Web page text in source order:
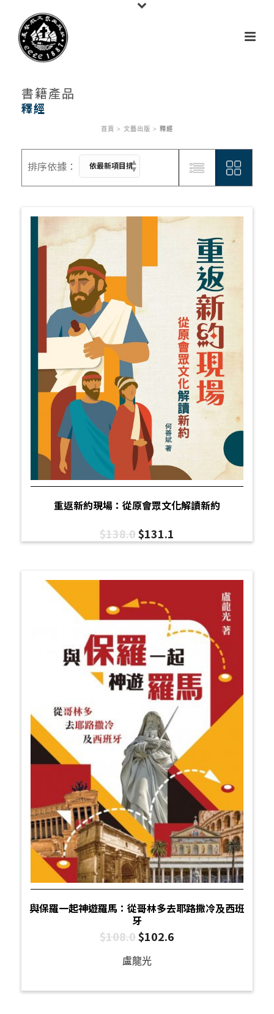
書籍產品
首頁 > 文藝出版 > 釋經
釋經
重返新約現場：從原會眾文化解讀新約
$138.0$131.1
與保羅一起神遊羅馬：從哥林多去耶路撒冷及西班
牙
$108.0$102.6
盧龍光